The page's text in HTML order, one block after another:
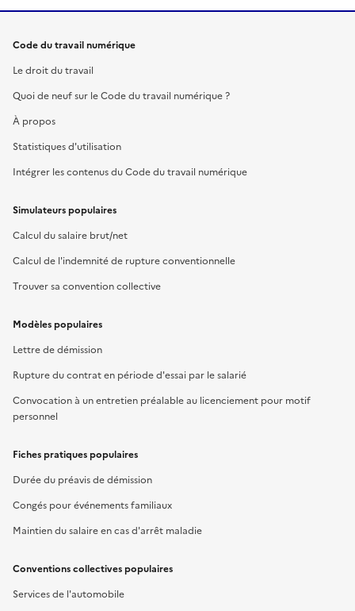
Code du travail numérique
Le droit du travail
Quoi de neuf sur le Code du travail numérique ?
À propos
Statistiques d'utilisation
Intégrer les contenus du Code du travail numérique
Simulateurs populaires
Calcul du salaire brut/net
Calcul de l'indemnité de rupture conventionnelle
Trouver sa convention collective
Modèles populaires
Lettre de démission
Rupture du contrat en période d'essai par le salarié
Convocation à un entretien préalable au licenciement pour motif
personnel
Fiches pratiques populaires
Durée du préavis de démission
Congés pour événements familiaux
Maintien du salaire en cas d'arrêt maladie
Conventions collectives populaires
Services de l'automobile